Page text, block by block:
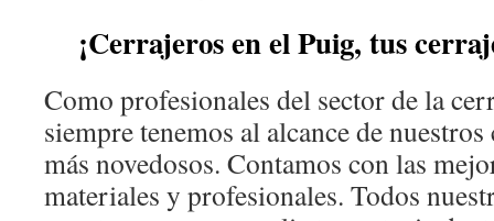
¡Cerrajeros en el Puig, tus
Como profesionales del sector de la
siempre tenemos al alcance de
más novedosos. Contamos con las
materiales y profesionales. Todos